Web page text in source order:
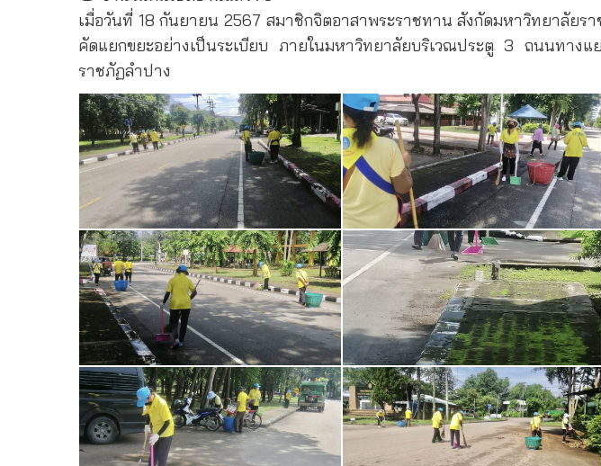
เมื่อวันที่ 18 กันยายน 2567 สมาชิกจิตอาสาพระราชทาน สังกัดมหาวิทยาลัย
คัดแยกขยะอย่างเป็นระเบียบ ภายในมหาวิทยาลัยบริเวณประตู 3 ถนนทา
ราชภัฏลำปาง